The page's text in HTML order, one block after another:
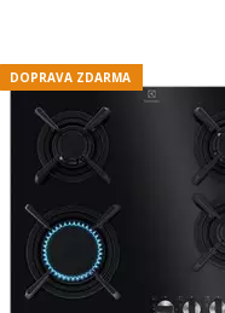
DOPRAVA ZDARMA